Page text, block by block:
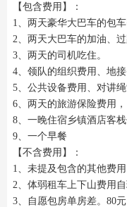
【包含费用】：
1、两天豪华大巴车的包车
2、两天大巴车的加油、
3、两天的司机吃住。
4、领队的组织费用、地接
5、公共设备费用、对讲绳
6、两天的旅游保险费用，
8、一晚住宿乡镇酒店客
9、一个早餐
【不含费用】：
1、未提及包含的其他费用
2、体弱租车上下山费用
3、自愿包房单房差。80元